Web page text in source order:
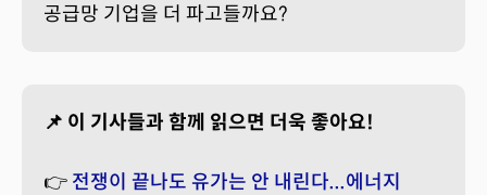
공급망 기업을 더 파고들까요?
📌 이 기사들과 함께 읽으면 더욱 좋아요!
👉 전쟁이 끝나도 유가는 안 내린다...에너지